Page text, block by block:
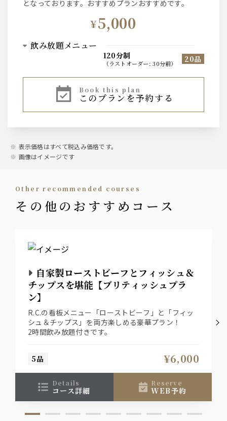
となっております。おすすめプランおすすめです。
¥5,000
飲み放題メニュー
120分制
（ ラストオーダー:30分前） 20品
東京クラフトペールエール
ジムビーム ハイボール
ジンジャーハイボール
スモーキーハイボール
レモンサワー
カクテル
モスコミュール
ウォッカグレープフルーツ
ファジーネーブル
カシスソーダ
ソフトドリンク
グレープフルーツ
コーラ
ジンジャーエール
book this plan
このプランを予約する
表示価格はすべて税込み価格です。
画像はイメージです
other recommended courses
その他のおすすめコース
自家製ローストビーフとフィッシュ＆
チップスを堪能【ブリティッシュプラ
ン】
R.C.の看板メニュー「ローストビーフ」と「フィッ
シュ＆チップス」を両方楽しめる豪華プラン！
2時間飲み放題付きです。
5品 ¥6,000
details
コース詳細
reserve
WEB予約